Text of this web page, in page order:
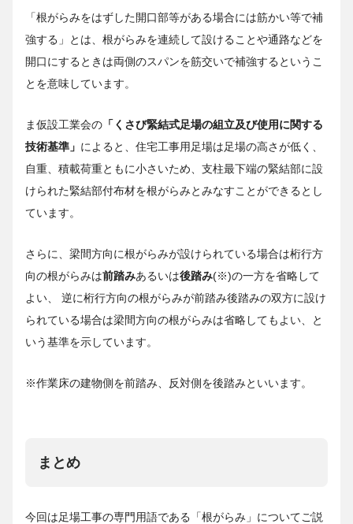
「根がらみをはずした開口部等がある場合には筋かい等で補
強する」とは、根がらみを連続して設けることや通路などを
開口にするときは両側のスパンを筋交いで補強するというこ
とを意味しています。
ま仮設工業会の 「くさび緊結式足場の組立及び使用に関する
技術基準」 によると、住宅工事用足場は足場の高さが低く、
自重、積載荷重ともに小さいため、支柱最下端の緊結部に設
けられた緊結部付布材を根がらみとみなすことができるとし
ています。
さらに、梁間方向に根がらみが設けられている場合は桁行方
向の根がらみは前踏みあるいは後踏み(※)の一方を省略して
よい、 逆に桁行方向の根がらみが前踏み後踏みの双方に設け
られている場合は梁間方向の根がらみは省略してもよい、と
いう基準を示しています。
※作業床の建物側を前踏み、反対側を後踏みといいます。
まとめ
今回は足場工事の専門用語である「根がらみ」についてご説